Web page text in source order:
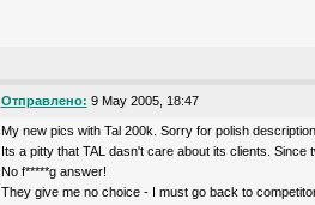
Отправлено: 9 May 2005, 18:47
My new pics with Tal 200k. Sorry for polish
Its a pitty that TAL dasn't care about its clients.
No f*****g answer!
They give me no choice - I must go back to